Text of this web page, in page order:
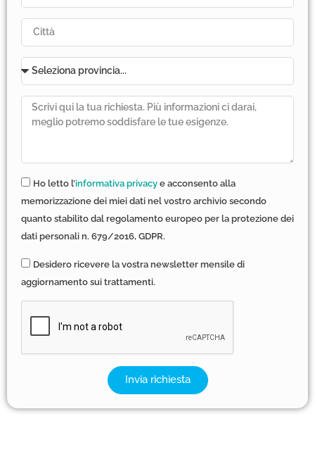
Ho letto l’informativa privacy e acconsento alla
memorizzazione dei miei dati nel vostro archivio secondo
quanto stabilito dal regolamento europeo per la protezione dei
dati personali n. 679/2016, GDPR.
Desidero ricevere la vostra newsletter mensile di
aggiornamento sui trattamenti.
Invia richiesta